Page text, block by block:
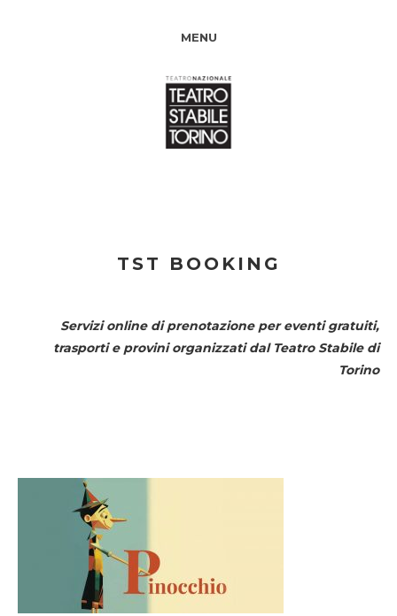
MENU
TST BOOKING
Servizi online di prenotazione per eventi gratuiti,
trasporti e provini organizzati dal Teatro Stabile di
Torino